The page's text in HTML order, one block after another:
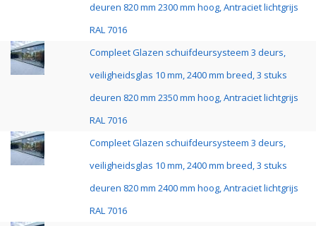
deuren 820 mm 2300 mm hoog, Antraciet lichtgrijs
RAL 7016
Compleet Glazen schuifdeursysteem 3 deurs,
veiligheidsglas 10 mm, 2400 mm breed, 3 stuks
deuren 820 mm 2350 mm hoog, Antraciet lichtgrijs
RAL 7016
Compleet Glazen schuifdeursysteem 3 deurs,
veiligheidsglas 10 mm, 2400 mm breed, 3 stuks
deuren 820 mm 2400 mm hoog, Antraciet lichtgrijs
RAL 7016